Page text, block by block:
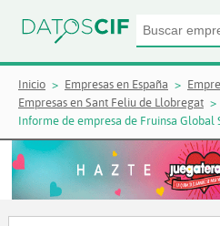
Inicio Empresas en España
Empresas en Sant Feliu de Llobregat
Informe de empresa de Fruinsa Global